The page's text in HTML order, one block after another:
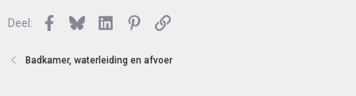
Deel: Facebook
BlueskyLinkedInPinterest
Link
Badkamer, waterleiding en afvoer